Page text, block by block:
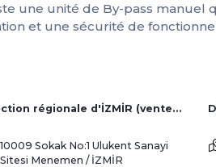
une unité de By-pass
et une sécurité de
Direction régionale d'İZMİR (ventes d'usine et à l'étranger)
10009 Sokak No:1 Ulukent Sanayi
Sitesi Menemen / İZMİR